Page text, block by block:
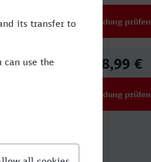
Verbindung prüfen
58,99 €
Verbindung prüfen